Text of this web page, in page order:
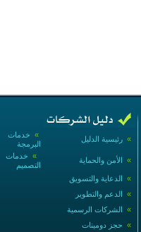
» خدمات
البرمجة
» رئيسية الدليل
» خدمات
التصميم
» الأمن والحماية
» الدعاية والتسويق
» الدعم والتطوير
» الشركات الرسمية
» حجز دومينات